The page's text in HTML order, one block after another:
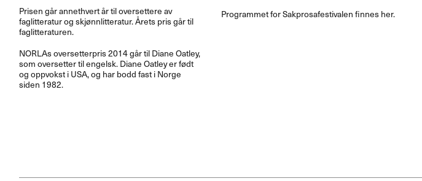
Prisen går annethvert år til oversettere av
faglitteratur og skjønnlitteratur. Årets pris går til
faglitteraturen.
NORLAs oversetterpris 2014 går til Diane Oatley,
som oversetter til engelsk. Diane Oatley er født
og oppvokst iUSA, og har bodd fast i Norge
siden 1982.
Programmet for Sakprosafestivalen finnes her.